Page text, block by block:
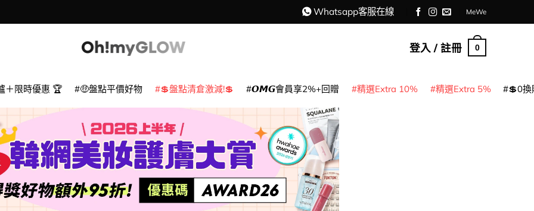
Whatsapp客服在線 MeWe
登入 / 註冊 0
＋限時優惠 🏆 🤑盤點平價好物 💲盤點清倉激減!💲 𝙊𝙈𝙂會員享2%+回贈 精選Extra 10% 精選Extra 5% 💲0換